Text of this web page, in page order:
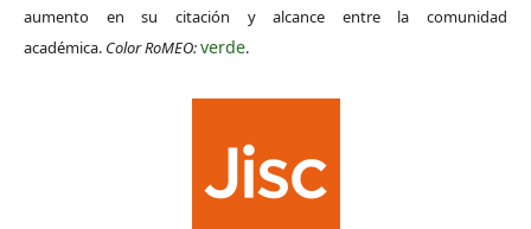
aumento en su citación y alcance entre la comunidad
académica. Color RoMEO:verde.